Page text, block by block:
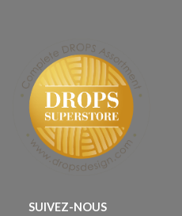
SUIVEZ-NOUS